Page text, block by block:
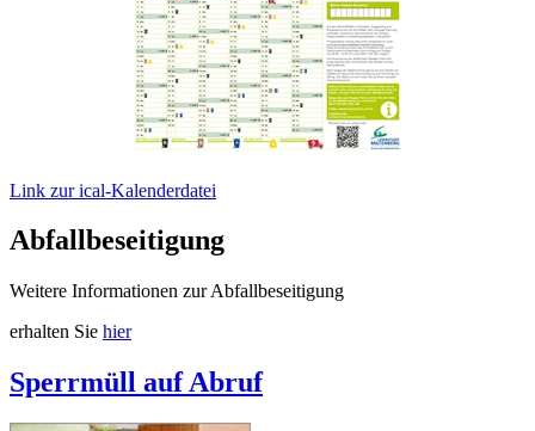
Link zur ical-Kalenderdatei
Abfallbeseitigung
Weitere Informationen zur Abfallbeseitigung
erhalten Sie hier
Sperrmüll auf Abruf